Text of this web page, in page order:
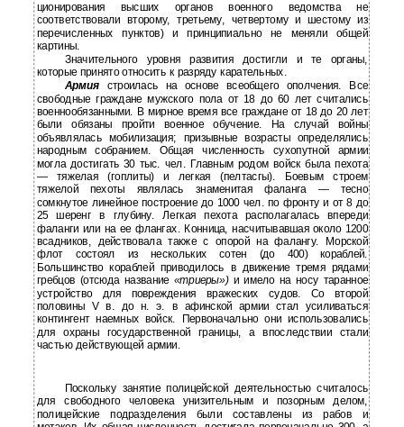
ционирования высших органов военного ведомства не
соответствовали второму, третьему, четвертому и шестому из
перечисленных пунктов) и принципиально не меняли общей
картины.
Значительного уровня развития достигли и те органы,
которые принято относить к разряду карательных.
Армия строилась на основе всеобщего ополчения. Все
свободные граждане мужского пола от 18 до 60 лет считались
военнообязанными. В мирное время все граждане от 18 до 20 лет
были обязаны пройти военное обучение. На случай войны
объявлялась мобилизация; призывные возрасты определялись
народным собранием. Общая численность сухопутной армии
могла достигать 30 тыс. чел. Главным родом войск была пехота
— тяжелая (гоплиты) и легкая (пелтасгы). Боевым строем
тяжелой пехоты являлась знаменитая фаланга — тесно
сомкнутое линейное построение до 1000 чел. по фронту и от 8 до
25 шеренг в глубину. Легкая пехота располагалась впереди
фаланги или на ее флангах. Конница, насчитывавшая около 1200
всадников, действовала также с опорой на фалангу. Морской
флот состоял из нескольких сотен (до 400) кораблей.
Большинство кораблей приводилось в движение тремя рядами
гребцов (отсюда название«триеры») и имело на носу таранное
устройство для повреждения вражеских судов. Со второй
половины V в. до н. э. в афинской армии стал усиливаться
контингент наемных войск. Первоначально они использовались
для охраны государственной границы, а впоследствии стали
частью действующей армии.
Поскольку занятие полицейской деятельностью считалось
для свободного человека унизительным и позорным делом,
полицейские подразделения были составлены из рабов и